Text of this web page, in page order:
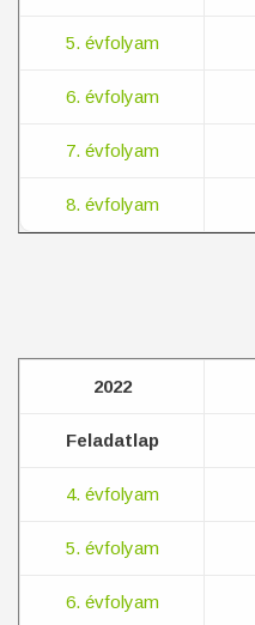
5. évfolyam
6. évfolyam
7. évfolyam
8. évfolyam
2022
Feladatlap
4. évfolyam
5. évfolyam
6. évfolyam